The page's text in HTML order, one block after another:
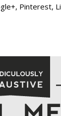
Pinterest,